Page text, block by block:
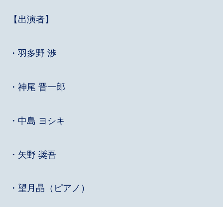
【出演者】
・羽多野 渉
・神尾 晋一郎
・中島 ヨシキ
・矢野 奨吾
・望月晶（ピアノ）